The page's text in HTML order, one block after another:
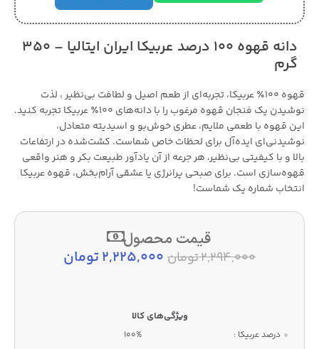
دانه قهوه 100 درصد عربیکا ایران ایتالیا – 350
گرم
قهوه ۱۰۰٪ عربیکا، تجربه‌ای از طعم اصیل و لطافت بی‌نظیر ، لذت
نوشیدن یک فنجان قهوه مرغوب را با دانه‌های ۱۰۰٪ عربیکا تجربه کنید.
این قهوه با طعمی ملایم، عطری خوش‌بو و اسیدیته متعادل،
نوشیدنی‌ای ایده‌آل برای لحظات خاص شماست. کشت‌شده در ارتفاعات
بالا و با کیفیتی بی‌نظیر، هر جرعه از آن یادآور طبیعت بکر و هنر واقعی
قهوه‌سازی است. برای صبحی پرانرژی یا عشقی آرام‌بخش، قهوه عربیکا
انتخاب شماره یک شماست!
قیمت محصول
2,294,000تومان 2,225,000تومان
درصد عربیکا :
100%